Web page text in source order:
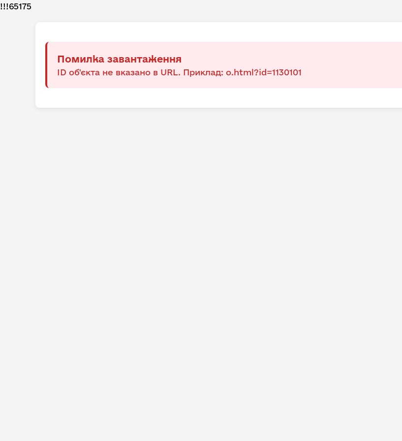
!!!65175
Помилка завантаження
ID об'єкта не вказано в URL. Приклад: o.html?id=1130101